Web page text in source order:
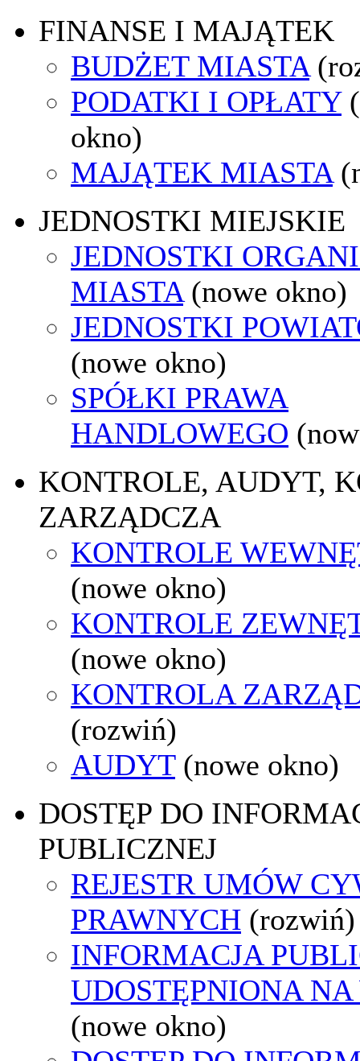
FINANSE I MAJĄTEK
BUDŻET MIASTA
PODATKI I OPŁATY
okno)
MAJĄTEK MIASTA
JEDNOSTKI MIEJSKIE
JEDNOSTKI
MIASTA (nowe okno)
JEDNOSTKI
(nowe okno)
SPÓŁKI PRAWA
HANDLOWEGO
KONTROLE, AUDYT,
ZARZĄDCZA
KONTROLE
(nowe okno)
KONTROLE
(nowe okno)
KONTROLA
(rozwiń)
AUDYT (nowe okno)
DOSTĘP DO
PUBLICZNEJ
REJESTR UMÓW
PRAWNYCH (rozwiń)
INFORMACJA
UDOSTĘPNIONA
(nowe okno)